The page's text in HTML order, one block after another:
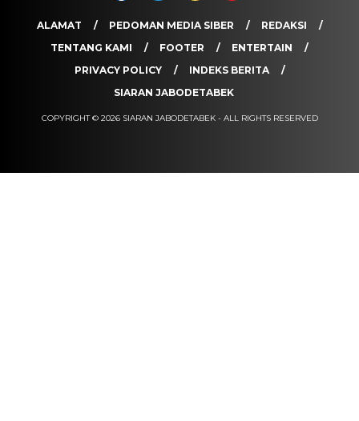
ALAMAT PEDOMAN MEDIA SIBER
REDAKSI
TENTANG KAMI
FOOTER
ENTERTAIN
PRIVACY POLICY
INDEKS BERITA
SIARAN JABODETABEK
COPYRIGHT © 2026 SIARAN JABODETABEK - ALL RIGHTS RESERVED